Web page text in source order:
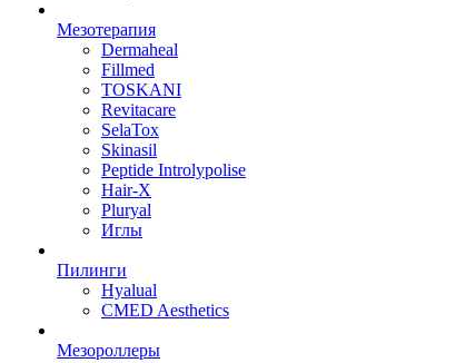
Мезотерапия
Dermaheal
Fillmed
TOSKANI
Revitacare
SelaTox
Skinasil
Peptide Introlypolise
Hair-X
Pluryal
Иглы
Пилинги
Hyalual
CMED Aesthetics
Мезороллеры